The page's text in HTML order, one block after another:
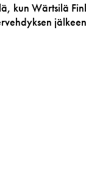
kun Wärtsilä